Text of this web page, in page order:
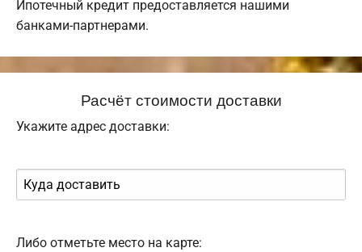
Ипотечный кредит предоставляется нашими
банками-партнерами.
Расчёт стоимости доставки
Укажите адрес доставки:
Либо отметьте место на карте: